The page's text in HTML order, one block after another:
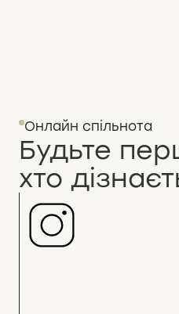
Онлайн спільнота
Будьте
хто